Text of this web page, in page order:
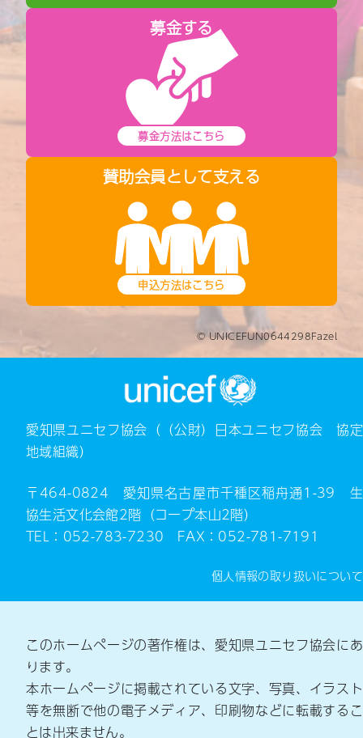
募金する
募金方法はこちら
賛助会員として支える
申込方法はこちら
© UNICEFUN0644298Fazel
愛知県ユニセフ協会（（公財）日本ユニセフ協会 協定
地域組織）
〒464-0824 愛知県名古屋市千種区稲舟通1-39 生
協生活文化会館2階（コープ本山2階）
TEL：052-783-7230 FAX：052-781-7191
個人情報の取り扱いについて
このホームページの著作権は、愛知県ユニセフ協会にあ
ります。
本ホームページに掲載されている文字、写真、イラスト
等を無断で他の電子メディア、印刷物などに転載するこ
とは出来ません。